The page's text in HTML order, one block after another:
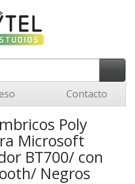
Contacto
Poly
Microsoft
BT700/ con
Negros